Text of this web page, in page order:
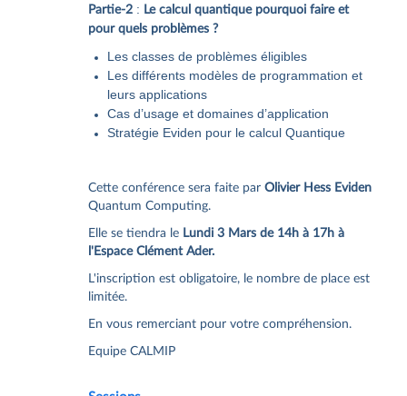
Partie-2 : Le calcul quantique pourquoi faire et
pour quels problèmes ?
Les classes de problèmes éligibles
Les différents modèles de programmation et
leurs applications
Cas d’usage et domaines d’application
Stratégie Eviden pour le calcul Quantique
Cette conférence sera faite par Olivier Hess Eviden
Quantum Computing.
Elle se tiendra le Lundi 3 Mars de 14h à 17h à
l'Espace Clément Ader.
L'inscription est obligatoire, le nombre de place est
limitée.
En vous remerciant pour votre compréhension.
Equipe CALMIP